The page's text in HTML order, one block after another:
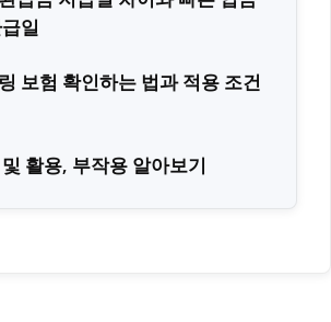
일
보험 확인하는 법과 적용 조건
활용, 부작용 알아보기